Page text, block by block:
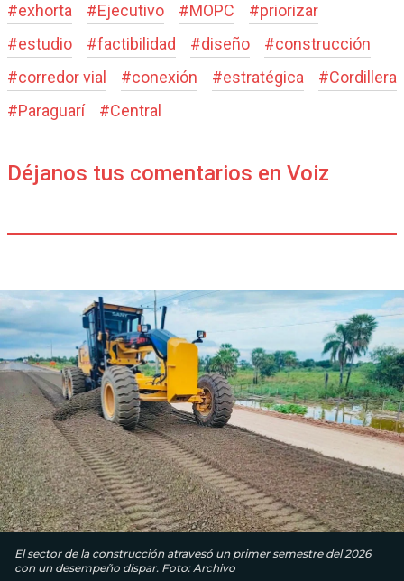
#exhorta #Ejecutivo #MOPC #priorizar
#estudio #factibilidad #diseño #construcción
#corredor vial #conexión #estratégica #Cordillera
#Paraguarí #Central
Déjanos tus comentarios en Voiz
El sector de la construcción atravesó un primer semestre del 2026
con un desempeño dispar. Foto: Archivo